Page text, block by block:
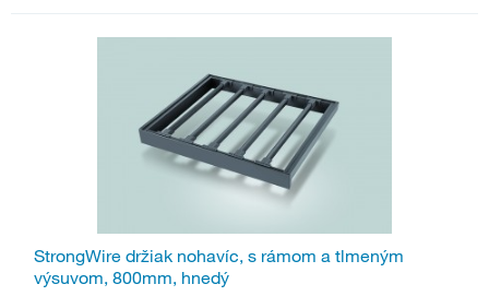
StrongWire držiak nohavíc, s rámom a tlmeným
výsuvom, 800mm, hnedý